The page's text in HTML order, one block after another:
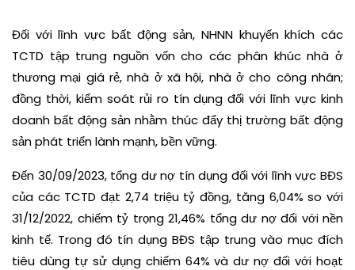
Đối với lĩnh vực bất động sản, NHNN khuyến khích các
TCTD tập trung nguồn vốn cho các phân khúc nhà ở
thương mại giá rẻ, nhà ở xã hội, nhà ở cho công nhân;
đồng thời, kiểm soát rủi ro tín dụng đối với lĩnh vực kinh
doanh bất động sản nhằm thúc đẩy thị trường bất động
sản phát triển lành mạnh, bền vững.
Đến 30/09/2023, tổng dư nợ tín dụng đối với lĩnh vực BĐS
của các TCTD đạt 2,74 triệu tỷ đồng, tăng 6,04% so với
31/12/2022, chiếm tỷ trọng 21,46% tổng dư nợ đối với nền
kinh tế. Trong đó tín dụng BĐS tập trung vào mục đích
tiêu dùng tự sử dụng chiếm 64% và dư nợ đối với hoạt